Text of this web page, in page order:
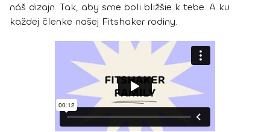
náš dizajn. Tak, aby sme boli bližšie k tebe. A ku
každej členke našej Fitshaker rodiny.